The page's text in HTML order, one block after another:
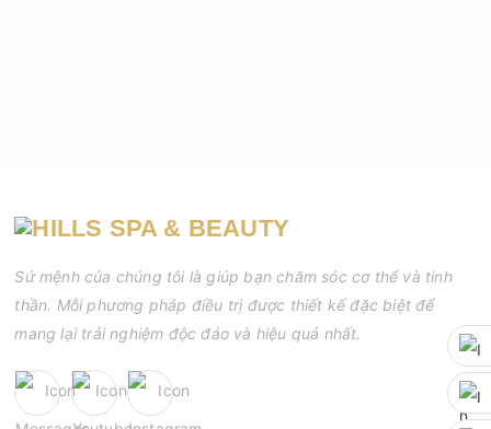
Sứ mệnh của chúng tôi là giúp bạn chăm sóc cơ thể và tinh
thần. Mỗi phương pháp điều trị được thiết kế đặc biệt để
mang lại trải nghiệm độc đáo và hiệu quả nhất.